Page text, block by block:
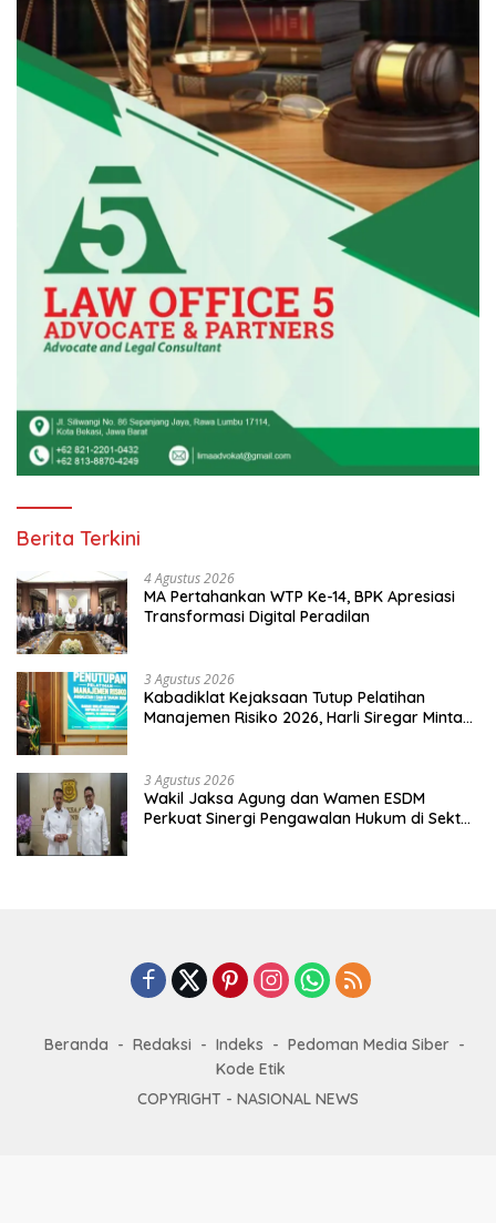
Berita Terkini
4 Agustus 2026
MA Pertahankan WTP Ke-14, BPK Apresiasi
Transformasi Digital Peradilan
3 Agustus 2026
Kabadiklat Kejaksaan Tutup Pelatihan
Manajemen Risiko 2026, Harli Siregar Minta
3 Agustus 2026
Wakil Jaksa Agung dan Wamen ESDM
Perkuat Sinergi Pengawalan Hukum di Sektor
Beranda Redaksi Indeks
Pedoman Media Siber
Kode Etik
COPYRIGHT - NASIONAL NEWS